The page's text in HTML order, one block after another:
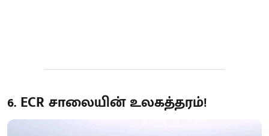
6. ECR சாலையின் உலகத்தரம்!